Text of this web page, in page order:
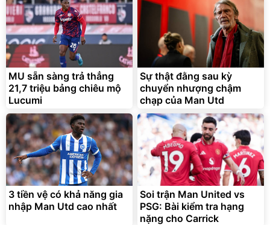
MU sẵn sàng trả thẳng
21,7 triệu bảng chiêu mộ
Lucumi
Sự thật đằng sau kỳ
chuyển nhượng chậm
chạp của Man Utd
3 tiền vệ có khả năng gia
nhập Man Utd cao nhất
Soi trận Man United vs
PSG: Bài kiểm tra hạng
nặng cho Carrick